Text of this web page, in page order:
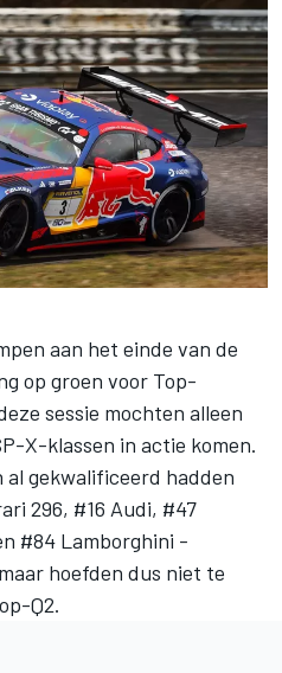
aan het einde van de
op groen voor Top-
sessie mochten alleen
X-klassen in actie komen.
al gekwalificeerd hadden
296, #16 Audi, #47
#84 Lamborghini -
hoefden dus niet te
Q2.